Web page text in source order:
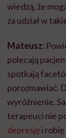
wiedzą, że
za udział w
Mateusz:
polecają
spotkają
porozmawiać.
wyróżnienie.
terapeuci nie
depresjęi